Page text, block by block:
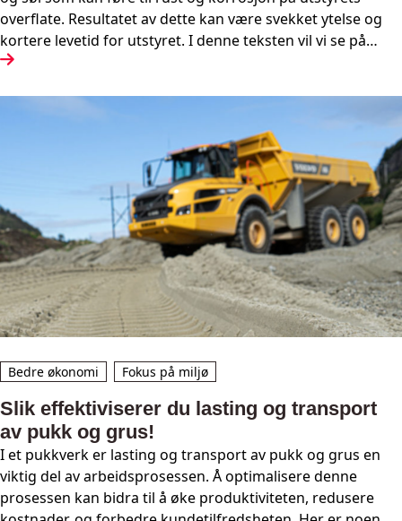
overflate. Resultatet av dette kan være svekket ytelse og
kortere levetid for utstyret. I denne teksten vil vi se på
forebyggende tiltak og hvordan håndtere rust på
Bedre økonomi Fokus på miljø
Slik effektiviserer du lasting og transport
av pukk og grus!
I et pukkverk er lasting og transport av pukk og grus en
viktig del av arbeidsprosessen. Å optimalisere denne
prosessen kan bidra til å øke produktiviteten, redusere